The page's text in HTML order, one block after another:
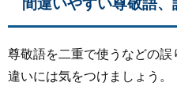
間違いやすい尊敬語、
尊敬語を二重で使うなどの
違いには気をつけましょう。